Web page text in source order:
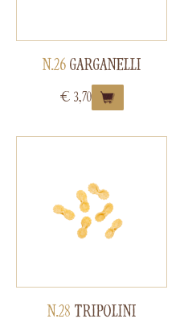
N.26GARGANELLI
€3,70
N.28 TRIPOLINI